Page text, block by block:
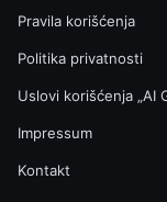
Pravila korišćenja
Politika privatnosti
Uslovi korišćenja „AI
Impressum
Kontakt